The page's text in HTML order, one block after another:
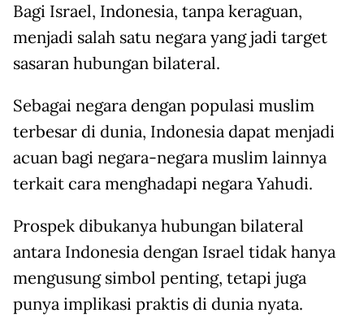
Bagi Israel, Indonesia, tanpa keraguan,
menjadi salah satu negara yang jadi target
sasaran hubungan bilateral.
Sebagai negara dengan populasi muslim
terbesar di dunia, Indonesia dapat menjadi
acuan bagi negara-negara muslim lainnya
terkait cara menghadapi negara Yahudi.
Prospek dibukanya hubungan bilateral
antara Indonesia dengan Israel tidak hanya
mengusung simbol penting, tetapi juga
punya implikasi praktis di dunia nyata.